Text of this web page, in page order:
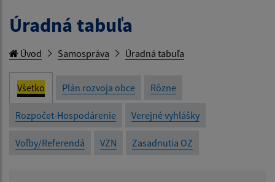
Úradná tabuľa
Úvod Samospráva Úradná tabuľa
Všetko Plán rozvoja obce Rôzne
Rozpočet-Hospodárenie Verejné vyhlášky
Voľby/Referendá VZN Zasadnutia OZ